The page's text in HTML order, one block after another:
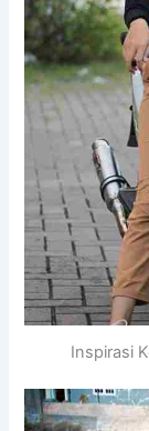
Inspirasi